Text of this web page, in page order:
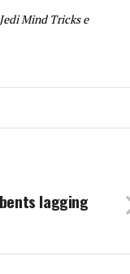
Mind Tricks e
lagging